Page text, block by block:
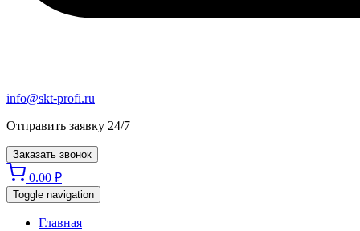
info@skt-profi.ru
Отправить заявку 24/7
Заказать звонок
0.00 ₽
Toggle navigation
Главная